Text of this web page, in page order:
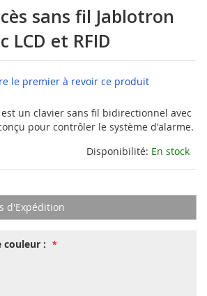
sans fil Jablotron
LCD et RFID
le premier à revoir ce produit
est un clavier sans fil bidirectionnel avec
pour contrôler le système d'alarme.
Disponibilité: En stock
d'Expédition
couleur :